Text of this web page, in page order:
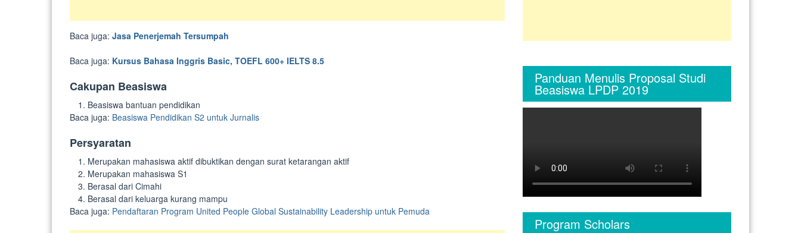
Baca juga: Jasa Penerjemah Tersumpah
Baca juga: Kursus Bahasa Inggris Basic, TOEFL 600+ IELTS 8.5
Cakupan Beasiswa
Beasiswa bantuan pendidikan
Baca juga: Beasiswa Pendidikan S2 untuk Jurnalis
Persyaratan
Merupakan mahasiswa aktif dibuktikan dengan surat ketarangan aktif
Merupakan mahasiswa S1
Berasal dari Cimahi
Berasal dari keluarga kurang mampu
Baca juga: Pendaftaran Program United People Global Sustainability Leadership untuk Pemuda
Panduan Menulis Proposal Studi
Beasiswa LPDP 2019
Program Scholars